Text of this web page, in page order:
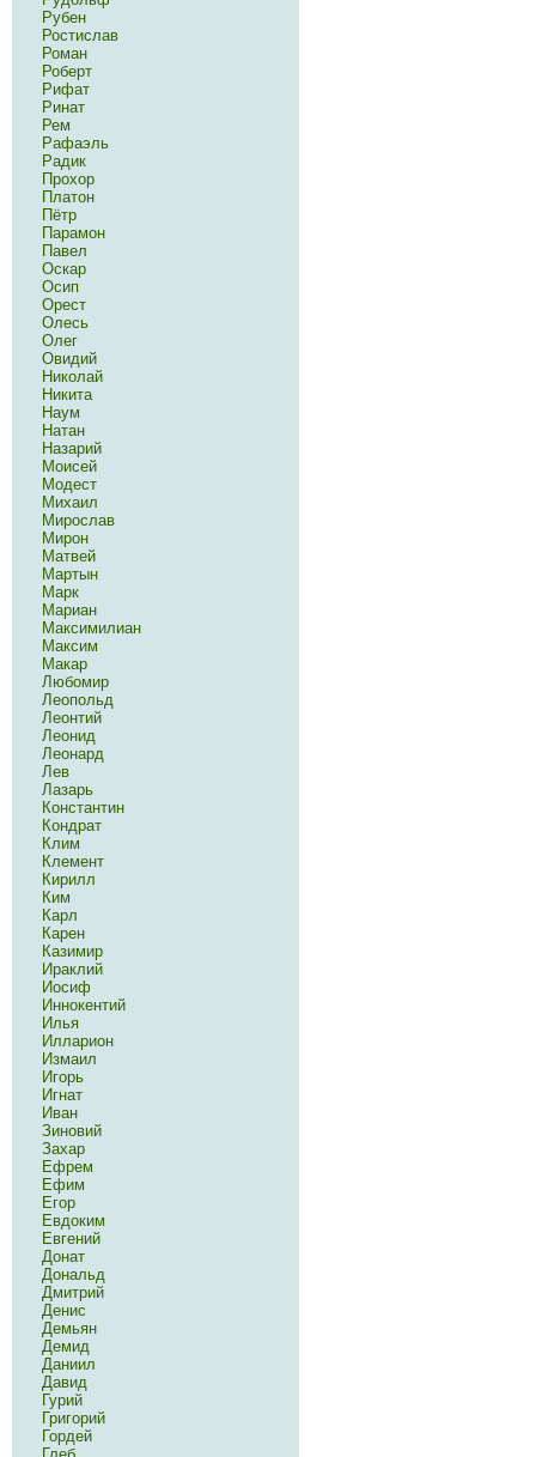
Рубен
Ростислав
Роман
Роберт
Рифат
Ринат
Рем
Рафаэль
Радик
Прохор
Платон
Пётр
Парамон
Павел
Оскар
Осип
Орест
Олесь
Олег
Овидий
Николай
Никита
Наум
Натан
Назарий
Моисей
Модест
Михаил
Мирослав
Мирон
Матвей
Мартын
Марк
Мариан
Максимилиан
Максим
Макар
Любомир
Леопольд
Леонтий
Леонид
Леонард
Лев
Лазарь
Константин
Кондрат
Клим
Клемент
Кирилл
Ким
Карл
Карен
Казимир
Ираклий
Иосиф
Иннокентий
Илья
Илларион
Измаил
Игорь
Игнат
Иван
Зиновий
Захар
Ефрем
Ефим
Егор
Евдоким
Евгений
Донат
Дональд
Дмитрий
Денис
Демьян
Демид
Даниил
Давид
Гурий
Григорий
Гордей